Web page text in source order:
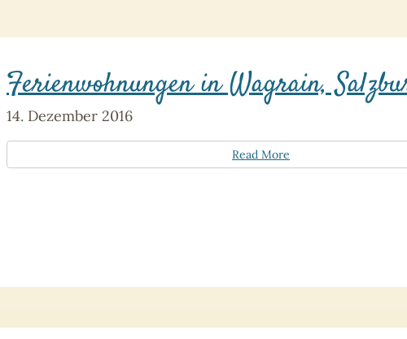
Ferienwohnungen in Wagrain,
14. Dezember 2016
Read More